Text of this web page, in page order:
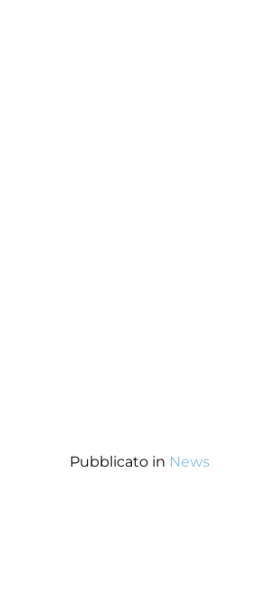
Pubblicato in News